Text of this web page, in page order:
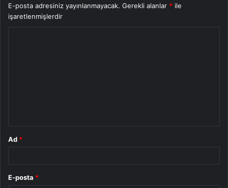
E-posta adresiniz yayınlanmayacak. Gerekli alanlar * ile
işaretlenmişlerdir
Ad *
E-posta *